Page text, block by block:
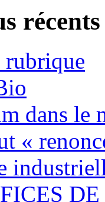
récents
rubrique
dans le
«
DE